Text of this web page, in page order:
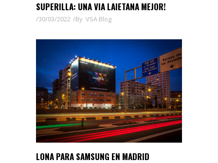
SUPERILLA: UNA VIA LAIETANA MEJOR!
30/03/2022 By VSA Blog
LONA PARA SAMSUNG EN MADRID